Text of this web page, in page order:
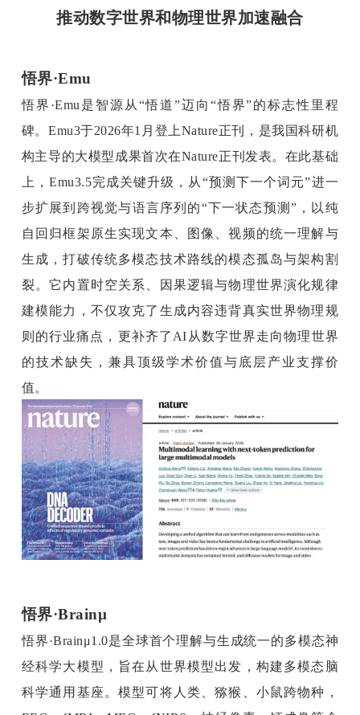
推动数字世界和物理世界加速融合
悟界·Emu
悟界·Emu是智源从“悟道”迈向“悟界”的标志性里程
碑。Emu3于2026年1月登上Nature正刊，是我国科研机
构主导的大模型成果首次在Nature正刊发表。在此基础
上，Emu3.5完成关键升级，从“预测下一个词元”进一
步扩展到跨视觉与语言序列的“下一状态预测”，以纯
自回归框架原生实现文本、图像、视频的统一理解与
生成，打破传统多模态技术路线的模态孤岛与架构割
裂。它内置时空关系、因果逻辑与物理世界演化规律
建模能力，不仅攻克了生成内容违背真实世界物理规
则的行业痛点，更补齐了AI从数字世界走向物理世界
的技术缺失，兼具顶级学术价值与底层产业支撑价
值。
悟界·Brainμ
悟界·Brainμ1.0是全球首个理解与生成统一的多模态神
经科学大模型，旨在从世界模型出发，构建多模态脑
科学通用基座。模型可将人类、猕猴、小鼠跨物种，